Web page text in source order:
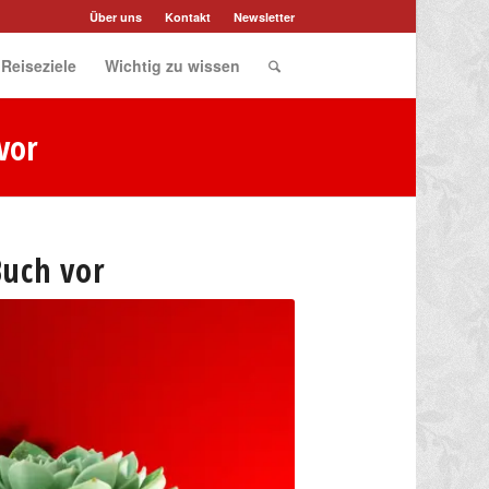
Über uns Kontakt Newsletter
Wichtig zu wissen
vor